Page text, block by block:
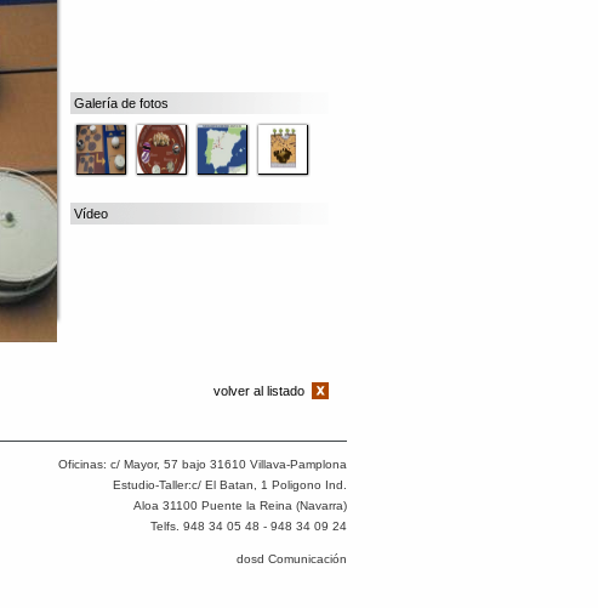
Galería de fotos
Vídeo
volver al listado
Oficinas: c/ Mayor, 57 bajo 31610 Villava-Pamplona
Estudio-Taller:c/ El Batan, 1 Poligono Ind.
Aloa 31100 Puente la Reina (Navarra)
Telfs. 948 34 05 48 - 948 34 09 24
dosd Comunicación